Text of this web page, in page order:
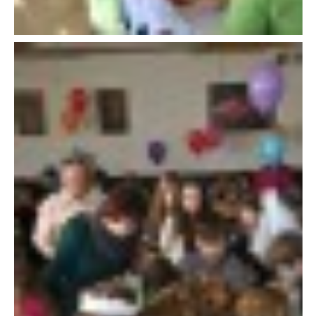
IČO: 64782832
Gmail: sdhlicomelice@gmail.com
607 276 682 - starosta SDH
sdhlicomelice@seznam.cz
© 2026 eStránky.cz